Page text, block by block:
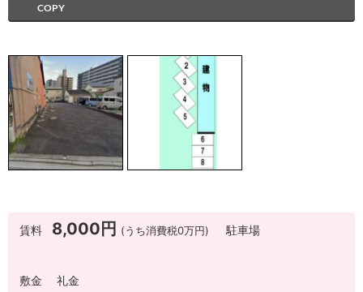
COPY
賃料 8,000円 (うち消費税0万円) 駐車場
敷金 礼金